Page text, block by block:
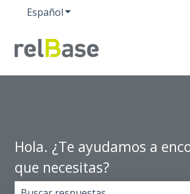
EspañolTraducciones de Mostrar
Hola. ¿Te ayudamos a
que necesitas?